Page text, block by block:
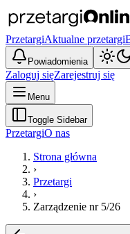
PrzetargiAktualne przetargi
Powiadomienia
Zaloguj sięZarejestruj się
Menu
Toggle Sidebar
PrzetargiO nas
Strona główna
›
Przetargi
›
Zarządzenie nr 5/26